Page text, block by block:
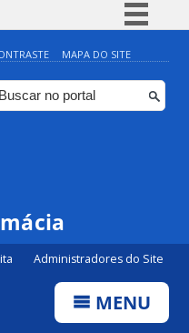
Simplifique!
Comunica BR
Participe
MAPA DO SITE
Administradores do Site
MENU